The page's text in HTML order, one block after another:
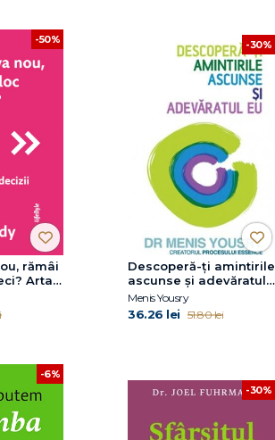
-50%
rămâi
Arta
-30%
Descoperă-ţi amintirile
ascunse şi adevăratul
eu
Menis Yousry
36.26 lei 51.80 lei
-6%
-30%